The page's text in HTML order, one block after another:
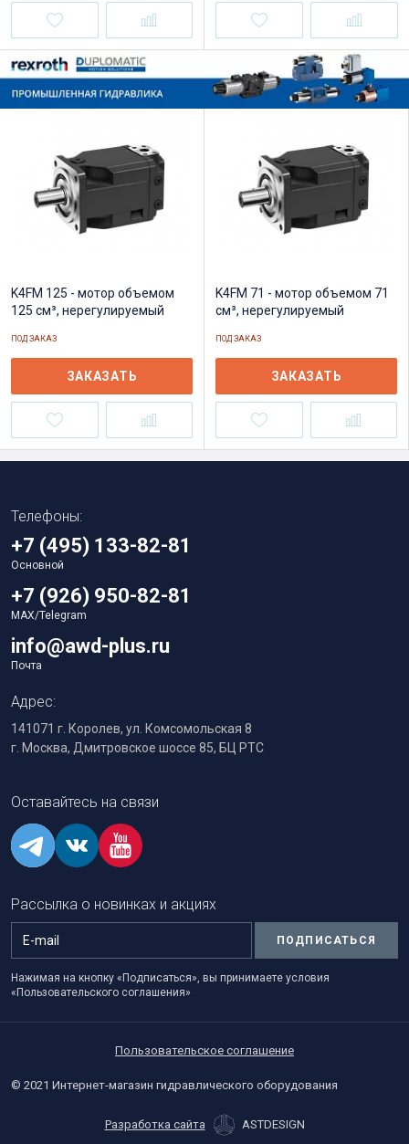
K4FM 125 - мотор объемом
125 см³, нерегулируемый
ПОД ЗАКАЗ
ЗАКАЗАТЬ
K4FM 71 - мотор объемом 71
см³, нерегулируемый
ПОД ЗАКАЗ
ЗАКАЗАТЬ
Телефоны:
+7 (495) 133-82-81
Основной
+7 (926) 950-82-81
MAX/Telegram
info@awd-plus.ru
Почта
Адрес:
141071 г. Королев, ул. Комсомольская 8
г. Москва, Дмитровское шоссе 85, БЦ РТС
Оставайтесь на связи
Рассылка о новинках и акциях
ПОДПИСАТЬСЯ
Нажимая на кнопку «Подписаться», вы принимаете условия
«Пользовательского соглашения»
Пользовательское соглашение
© 2021 Интернет-магазин гидравлического оборудования
Разработка сайта ASTDESIGN